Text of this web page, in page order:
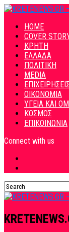
HOME
COVER
ΚΡΗΤΗ
ΕΛΛΑΔΑ
ΠΟΛΙΤΙΚΗ
MEDIA
ΕΠΙΧΕΙΡΗΣΕΙΣ
ΟΙΚΟΝΟΜΙΑ
ΥΓΕΙΑ ΚΑΙ
ΚΟΣΜΟΣ
ΕΠΙΚΟΙΝΩΝΙΑ
Connect with us